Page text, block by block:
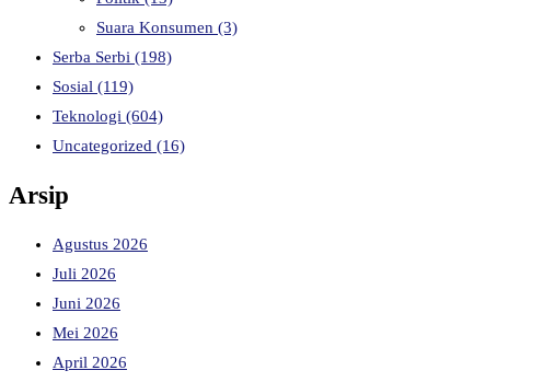
Suara Konsumen (3)
Serba Serbi (198)
Sosial (119)
Teknologi (604)
Uncategorized (16)
Arsip
Agustus 2026
Juli 2026
Juni 2026
Mei 2026
April 2026